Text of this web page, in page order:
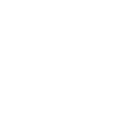
się w nowej karcie